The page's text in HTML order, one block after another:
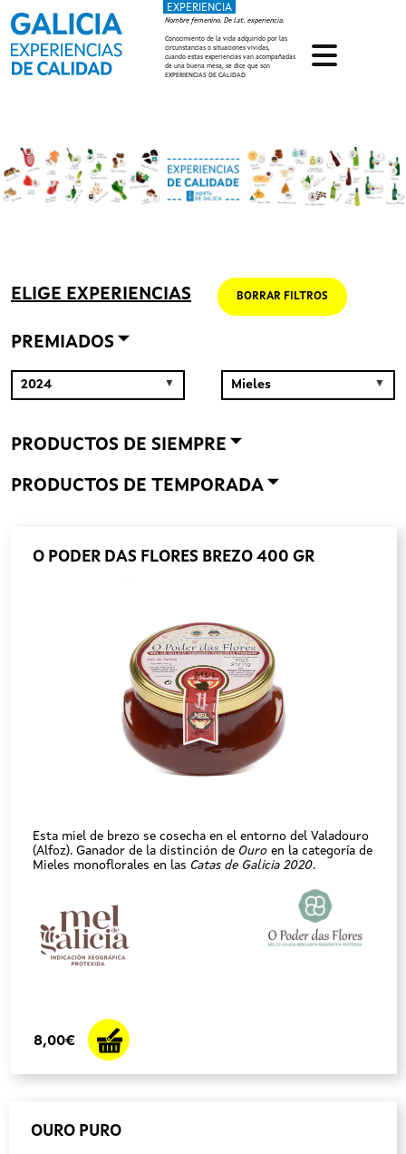
Pasar al contenido principal
EXPERIENCIA
Nombre femenino. De lat. experiencia.
Conocimiento de la vida adquirido por las
circunstancias o situaciones vividas,
cuando estas experiencias van acompañadas
de una buena mesa, se dice que son
EXPERIENCIAS DE CALIDAD
ELIGE EXPERIENCIAS BORRAR FILTROS
PREMIADOS
PRODUCTOS DE SIEMPRE
PRODUCTOS DE TEMPORADA
O PODER DAS FLORES BREZO 400 GR
Esta miel de brezo se cosecha en el entorno del Valadouro
(Alfoz). Ganador de la distinción de Ouro en la categoría de
Mieles monoflorales en las Catas de Galicia 2020.
8,00€
OURO PURO